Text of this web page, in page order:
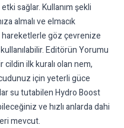
sağlar. Kullanım şekli
almalı ve elmacık
göz çevrenize
Editörün Yorumu
cildin ilk kuralı olan nem,
için yeterli güce
su tutabilen Hydro Boost
ve hızlı anlarda dahi
mevcut.